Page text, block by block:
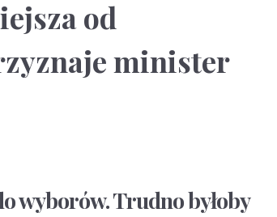
od
minister
wyborów. Trudno byłoby